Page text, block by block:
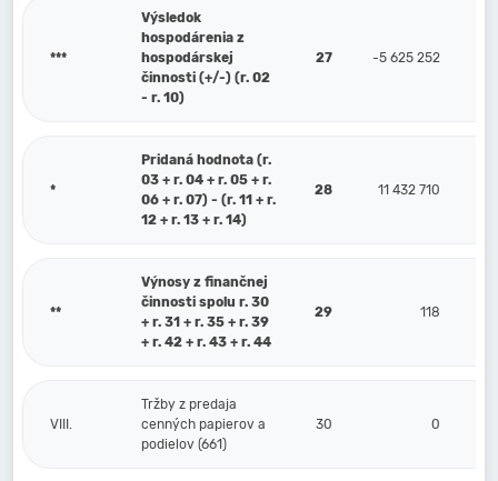
***
Výsledok
hospodárenia z
hospodárskej
činnosti (+/-) (r. 02
- r. 10)
27 -5 625 252
*
Pridaná hodnota (r.
03 + r. 04 + r. 05 + r.
06 + r. 07) - (r. 11 + r.
12 + r. 13 + r. 14)
28 11 432 710
**
Výnosy z finančnej
činnosti spolu r. 30
+ r. 31 + r. 35 + r. 39
+ r. 42 + r. 43 + r. 44
29 118
VIII.
Tržby z predaja
cenných papierov a
podielov (661)
30 0